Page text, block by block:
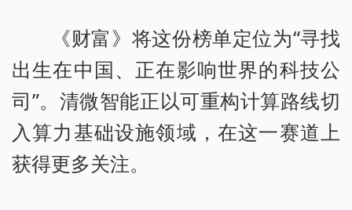
《财富》将这份榜单定位为“寻找
出生在中国、正在影响世界的科技公
司”。清微智能正以可重构计算路线切
入算力基础设施领域，在这一赛道上
获得更多关注。